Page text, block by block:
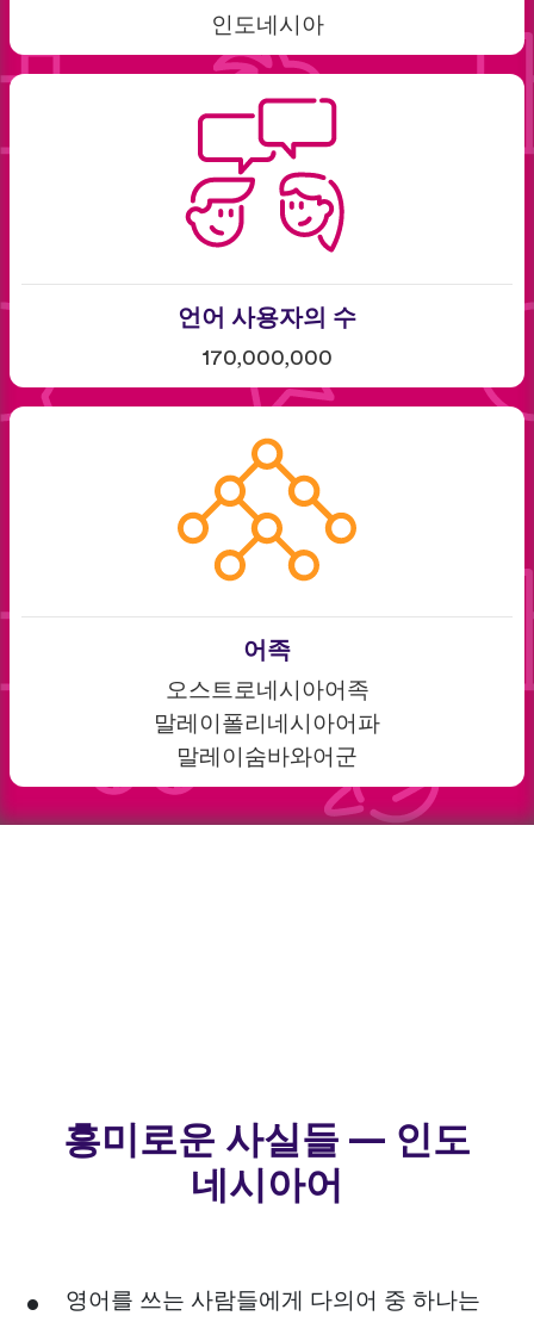
인도네시아
언어 사용자의 수
170,000,000
어족
오스트로네시아어족
말레이폴리네시아어파
말레이숨바와어군
흥미로운 사실들 — 인도
네시아어
영어를 쓰는 사람들에게 다의어 중 하나는